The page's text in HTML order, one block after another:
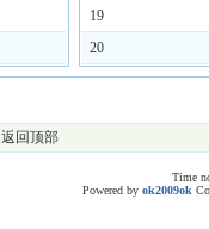
19
20
返回顶部
Time
Powered by ok2009ok